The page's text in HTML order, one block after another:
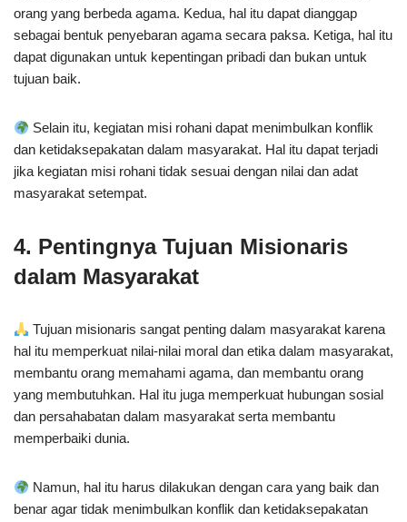
orang yang berbeda agama. Kedua, hal itu dapat dianggap
sebagai bentuk penyebaran agama secara paksa. Ketiga, hal itu
dapat digunakan untuk kepentingan pribadi dan bukan untuk
tujuan baik.
Selain itu, kegiatan misi rohani dapat menimbulkan konflik
dan ketidaksepakatan dalam masyarakat. Hal itu dapat terjadi
jika kegiatan misi rohani tidak sesuai dengan nilai dan adat
masyarakat setempat.
4. Pentingnya Tujuan Misionaris
dalam Masyarakat
Tujuan misionaris sangat penting dalam masyarakat karena
hal itu memperkuat nilai-nilai moral dan etika dalam masyarakat,
membantu orang memahami agama, dan membantu orang
yang membutuhkan. Hal itu juga memperkuat hubungan sosial
dan persahabatan dalam masyarakat serta membantu
memperbaiki dunia.
Namun, hal itu harus dilakukan dengan cara yang baik dan
benar agar tidak menimbulkan konflik dan ketidaksepakatan